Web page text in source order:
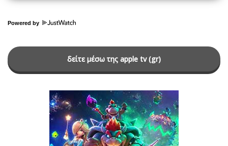
Powered by
δείτε μέσω της apple tv (gr)